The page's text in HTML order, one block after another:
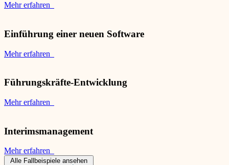
Mehr erfahren
Einführung einer neuen Software
Mehr erfahren
Führungskräfte-Entwicklung
Mehr erfahren
Interimsmanagement
Mehr erfahren
Alle Fallbeispiele ansehen